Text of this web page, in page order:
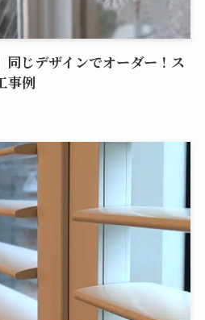
同じデザインでオーダー！ス
事例